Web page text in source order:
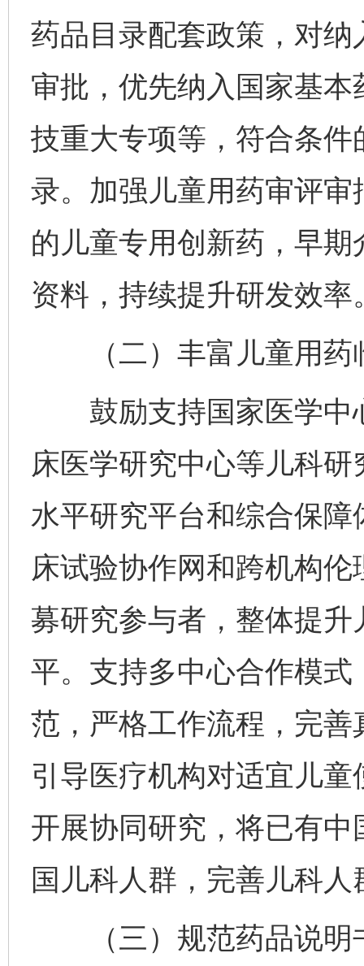
药品目录配套政策，对
审批，优先纳入国家基
技重大专项等，符合条
录。加强儿童用药审评
的儿童专用创新药，早
资料，持续提升研发效率
（二）丰富儿童用药
鼓励支持国家医学中
床医学研究中心等儿科
水平研究平台和综合保
床试验协作网和跨机构
募研究参与者，整体提
平。支持多中心合作模
范，严格工作流程，完
引导医疗机构对适宜儿
开展协同研究，将已有
国儿科人群，完善儿科
（三）规范药品说明